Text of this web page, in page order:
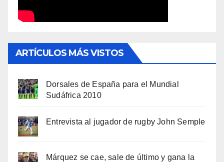
ARTÍCULOS MÁS VISTOS
Dorsales de España para el Mundial
Sudáfrica 2010
Entrevista al jugador de rugby John Semple
Márquez se cae, sale de último y gana la